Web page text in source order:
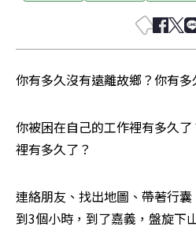
你有多久沒有遠離故鄉？你有多
你被困在自己的工作裡有多久
裡有多久了？
連絡朋友、找出地圖、帶著行
到3個小時，到了嘉義，盤旋下